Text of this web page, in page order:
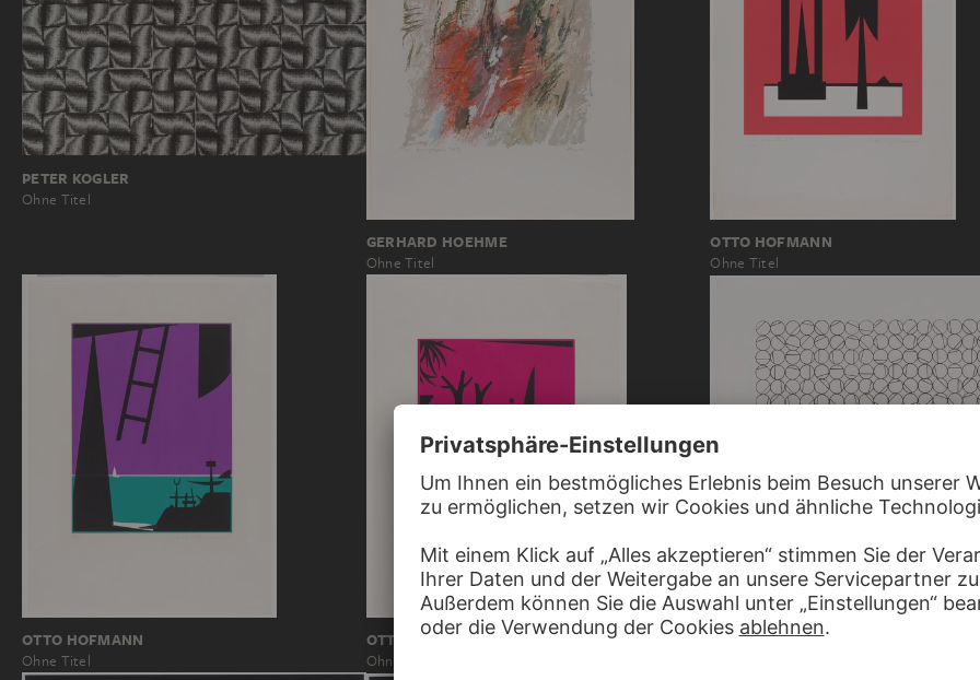
PETER KOGLER
Ohne Titel
GERHARD HOEHME
Ohne Titel
OTTO HOFMANN
Ohne Titel
OTTO HOFMANN
Ohne Titel
OTTO HOFMANN
Ohne Titel
KLAUS STAUDT